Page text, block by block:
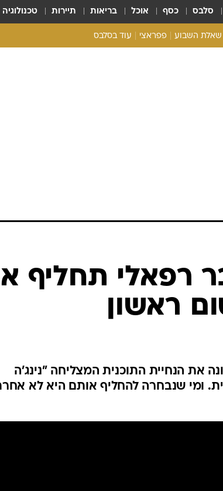
סלבס כסף אוכל בריאות תיירות טכנולוגיה
שאלת השבוע פפראצי עוד בסלבס
רפאלי תחליף
ראשון
את הנחיית התוכנית המצליחה "נינג'ה
ומי שנבחרה להחליף אותם היא לא